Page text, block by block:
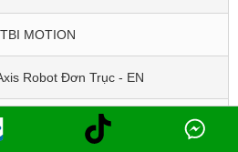
MOTION
Robot Đơn Trục - EN
LOAN DÒNG GTH